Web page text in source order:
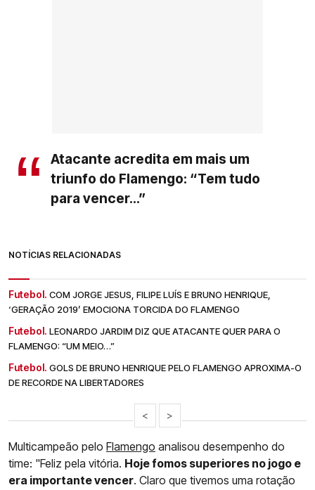
Atacante acredita em mais um
triunfo do Flamengo: “Tem tudo
para vencer...”
NOTÍCIAS RELACIONADAS
Futebol. COM JORGE JESUS, FILIPE LUÍS E BRUNO HENRIQUE,
‘GERAÇÃO 2019’ EMOCIONA TORCIDA DO FLAMENGO
Futebol. LEONARDO JARDIM DIZ QUE ATACANTE QUER PARA O
FLAMENGO: “UM MEIO…”
Futebol. GOLS DE BRUNO HENRIQUE PELO FLAMENGO APROXIMA-O
DE RECORDE NA LIBERTADORES
< >
Multicampeão pelo Flamengo analisou desempenho do
time: "Feliz pela vitória. Hoje fomos superiores no jogo e
era importante vencer. Claro que tivemos uma rotação